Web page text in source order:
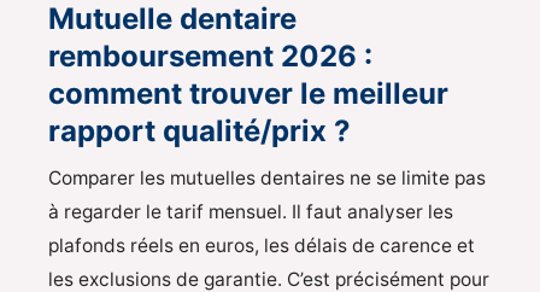
Mutuelle dentaire
remboursement 2026 :
comment trouver le meilleur
rapport qualité/prix ?
Comparer les mutuelles dentaires ne se limite pas
à regarder le tarif mensuel. Il faut analyser les
plafonds réels en euros, les délais de carence et
les exclusions de garantie. C’est précisément pour